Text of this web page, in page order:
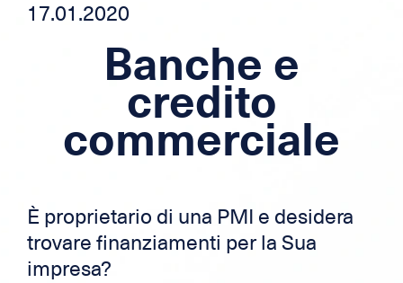
17.01.2020
Banche e
credito
commerciale
È proprietario di una PMI e desidera
trovare finanziamenti per la Sua
impresa?
Credito per indipendente
Ipoteca
Credito per frontalieri
Carta di credito
Zek